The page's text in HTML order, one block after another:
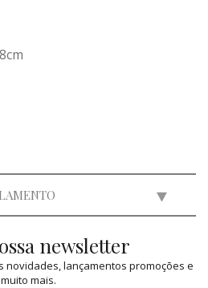
=R$ 10.000,00
=R$ 9.999,00
newsletter
novidades, lançamentos promoções e
muito mais.